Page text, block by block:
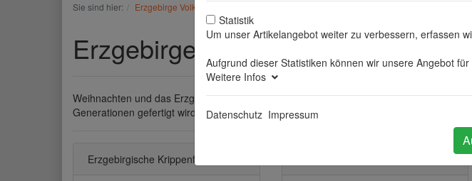
Sie sind hier: Erzgebirge Volkskunst
Erzgebirge Volkskunst
Weihnachten und das Erzgebierge gehören zusammen, wie Nürnberg und der
Generationen gefertigt wird.
Erzgebirgische Krippenfiguren
Statistik
Um unser Artikelangebot weiter zu verbessern, erfassen
Aufgrund dieser Statistiken können wir unsere Angebot
Weitere Infos
Datenschutz Impressum